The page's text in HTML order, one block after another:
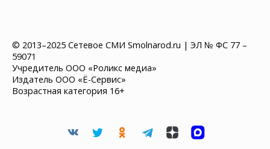
© 2013–2025 Сетевое СМИ Smolnarod.ru | ЭЛ № ФС 77 –
59071
Учредитель ООО «Роликс медиа»
Издатель ООО «Ё-Сервис»
Возрастная категория 16+